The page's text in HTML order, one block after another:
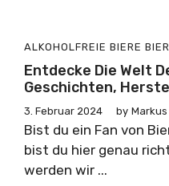
ALKOHOLFREIE BIERE
Entdecke Die Welt
Geschichten,
3. Februar 2024 by
Bist du ein Fan von
bist du hier genau
werden wir ...